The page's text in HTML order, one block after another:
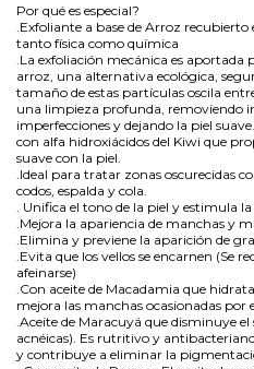
Por qué es especial?
.Exfoliante a base de Arroz
tanto física como química
.La exfoliación mecánica es
arroz, una alternativa ecológica,
tamaño de estas partículas oscila
una limpieza profunda, removiendo
imperfecciones y dejando la piel
con alfa hidroxiácidos del Kiwi que
suave con la piel.
.Ideal para tratar zonas oscurecidas
codos, espalda y cola.
. Unifica el tono de la piel y estimula
.Mejora la apariencia de manchas y
.Elimina y previene la aparición de
.Evita que los vellos se encarnen (Se
afeinarse)
.Con aceite de Macadamia que
mejora las manchas ocasionadas por
.Aceite de Maracuyá que disminuye
acnéicas). Es rutritivo y
y contribuye a eliminar la